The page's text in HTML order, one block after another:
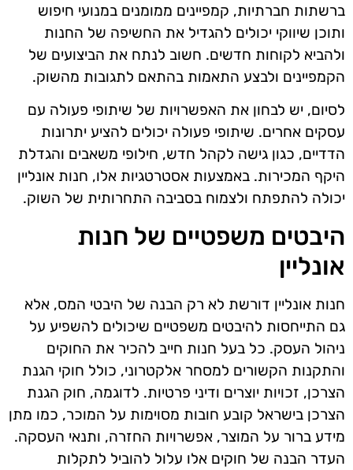
ברשתות חברתיות, קמפיינים ממומנים במנועי חיפוש
ותוכן שיווקי יכולים להגדיל את החשיפה של החנות
ולהביא לקוחות חדשים. חשוב לנתח את הביצועים של
הקמפיינים ולבצע התאמות בהתאם לתגובות מהשוק.
לסיום, יש לבחון את האפשרויות של שיתופי פעולה עם
עסקים אחרים. שיתופי פעולה יכולים להציע יתרונות
הדדיים, כגון גישה לקהל חדש, חילופי משאבים והגדלת
היקף המכירות. באמצעות אסטרטגיות אלו, חנות אונליין
יכולה להתפתח ולצמוח בסביבה התחרותית של השוק.
היבטים משפטיים של חנות
אונליין
חנות אונליין דורשת לא רק הבנה של היבטי המס, אלא
גם התייחסות להיבטים משפטיים שיכולים להשפיע על
ניהול העסק. כל בעל חנות חייב להכיר את החוקים
והתקנות הקשורים למסחר אלקטרוני, כולל חוקי הגנת
הצרכן, זכויות יוצרים ודיני פרטיות. לדוגמה, חוק הגנת
הצרכן בישראל קובע חובות מסוימות על המוכר, כמו מתן
מידע ברור על המוצר, אפשרויות החזרה, ותנאי העסקה.
העדר הבנה של חוקים אלו עלול להוביל לתקלות